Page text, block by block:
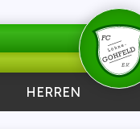
HERREN